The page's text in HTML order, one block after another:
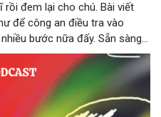
rồi đem lại cho chú. Bài viết
để công an điều tra vào
bước nữa đấy. Sẵn sàng
bài viết đưa lại cho Thy. Cô
ba, loạt bài phóng sự của mình